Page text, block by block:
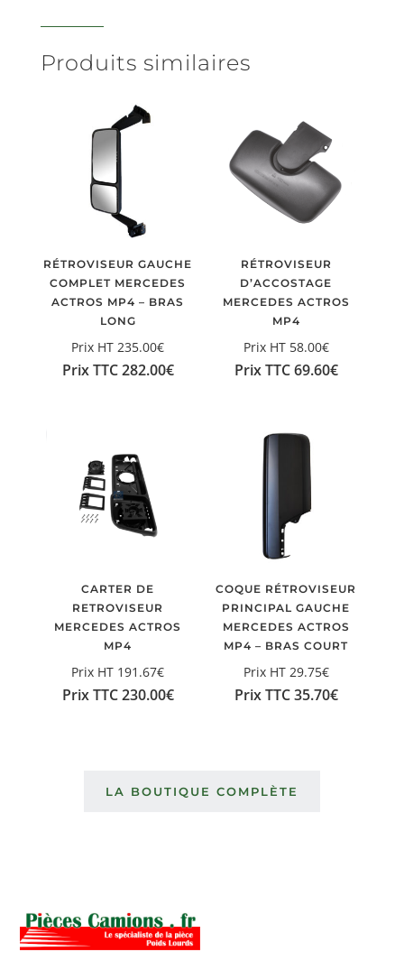
Produits similaires
RÉTROVISEUR GAUCHE
COMPLET MERCEDES
ACTROS MP4 – BRAS
LONG
Prix HT235.00€
Prix TTC282.00€
RÉTROVISEUR
D’ACCOSTAGE
MERCEDES ACTROS
MP4
Prix HT 58.00€
Prix TTC69.60€
CARTER DE
RETROVISEUR
MERCEDES ACTROS
MP4
Prix HT 191.67€
Prix TTC230.00€
COQUE RÉTROVISEUR
PRINCIPAL GAUCHE
MERCEDES ACTROS
MP4 – BRAS COURT
Prix HT 29.75€
Prix TTC35.70€
LA BOUTIQUE COMPLÈTE